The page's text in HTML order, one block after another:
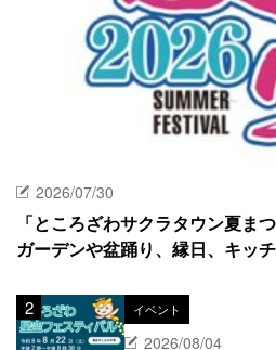
2026/07/30
「ところざわサクラタウン夏ま
ガーデンや盆踊り、縁日、キッ
イベント
2026/08/04